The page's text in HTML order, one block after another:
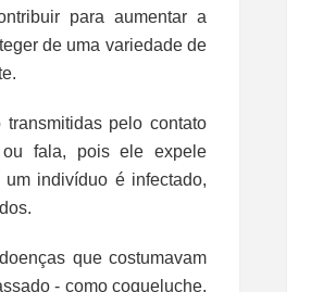
para aumentar a
de uma variedade de
pelo contato
ou fala, pois ele expele
indivíduo é infectado,
que costumavam
- como coqueluche,